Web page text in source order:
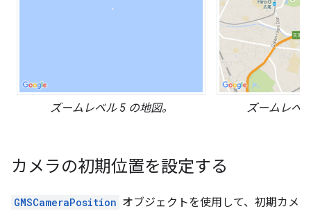
ズームレベル 5 の地図。 ズームレベ
カメラの初期位置を設定する
GMSCameraPosition オブジェクトを使用して、初期カメ